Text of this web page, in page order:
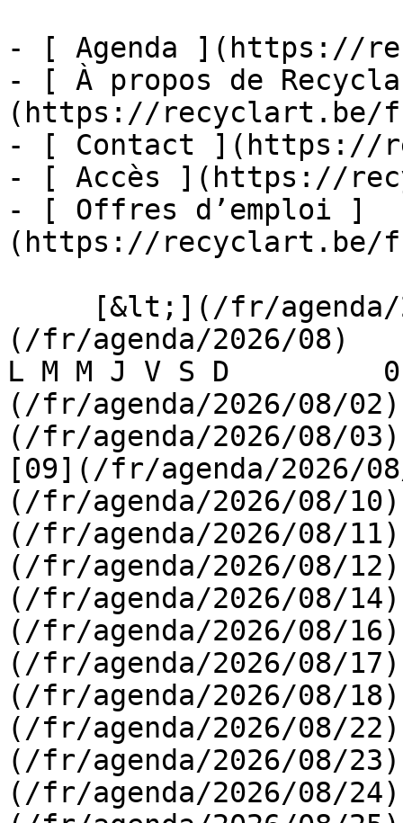
- [ Agenda ](https://
- [ À propos de
(https://recyclart.be/
- [ Contact ](https://
- [ Accès ](https://
- [ Offres d’emploi ]
(https://recyclart.be/
(/fr/agenda/2026/08)
L M M J V S D
(/fr/agenda/2026/08/
(/fr/agenda/2026/08/
[09](/fr/agenda/2026/
(/fr/agenda/2026/08/
(/fr/agenda/2026/08/
(/fr/agenda/2026/08/
(/fr/agenda/2026/08/
(/fr/agenda/2026/08/
(/fr/agenda/2026/08/
(/fr/agenda/2026/08/
(/fr/agenda/2026/08/
(/fr/agenda/2026/08/
(/fr/agenda/2026/08/